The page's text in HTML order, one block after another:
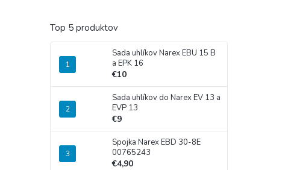
Top 5 produktov
Sada uhlíkov Narex EBU 15 B
a EPK 16
€10
Sada uhlíkov do Narex EV 13 a
EVP 13
€9
Spojka Narex EBD 30-8E
00765243
€4,90